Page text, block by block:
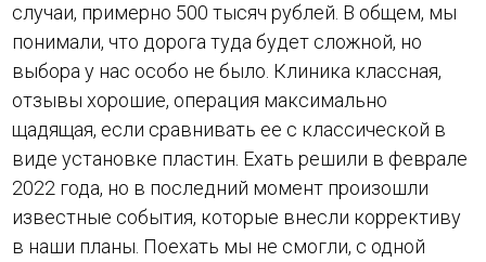
случаи, примерно 500 тысяч рублей. В общем, мы
понимали, что дорога туда будет сложной, но
выбора у нас особо не было. Клиника классная,
отзывы хорошие, операция максимально
щадящая, если сравнивать ее с классической в
виде установке пластин. Ехать решили в феврале
2022 года, но в последний момент произошли
известные события, которые внесли коррективу
в наши планы. Поехать мы не смогли, с одной